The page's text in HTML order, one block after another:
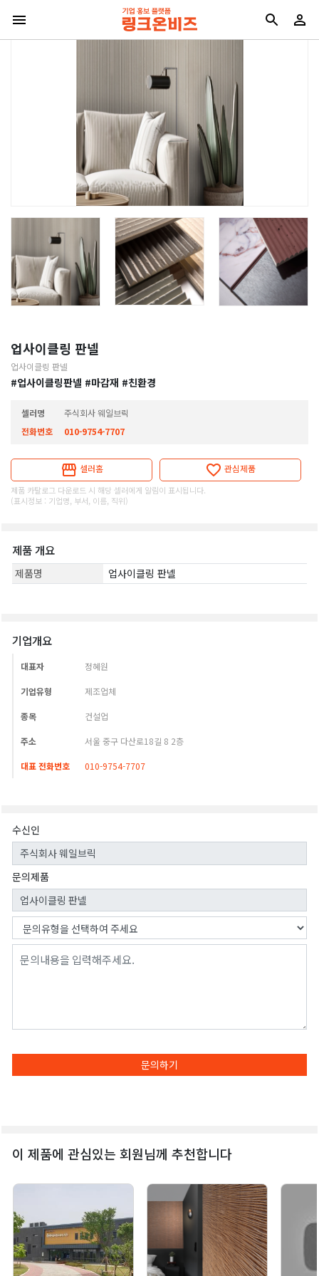
업사이클링 판넬
업사이클링 판넬
#업사이클링판넬 #마감재 #친환경
셀러명
주식회사 웨일브릭
전화번호
010-9754-7707
셀러홈 관심제품
제품 카탈로그 다운로드 시 해당 셀러에게 알림이 표시됩니다.
(표시정보 : 기업명, 부서, 이름, 직위)
제품 개요
제품명 업사이클링 판넬
기업개요
대표자 정혜원
기업유형 제조업체
종목 건설업
주소 서울 중구 다산로18길 8 2층
대표 전화번호 010-9754-7707
수신인
문의제품
문의하기
이 제품에 관심있는 회원님께 추천합니다